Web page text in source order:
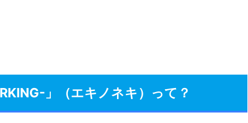
」（エキノネキ）って？